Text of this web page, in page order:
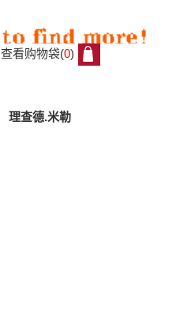
查看购物袋(0)
理查德.米勒